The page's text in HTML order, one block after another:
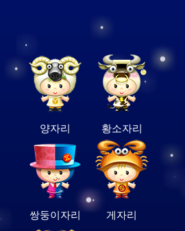
양자리 황소자리
쌍둥이자리 게자리